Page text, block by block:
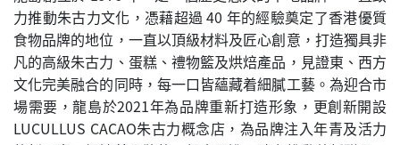
力推動朱古力文化，憑藉超過 40 年的經驗奠定了香港優質
食物品牌的地位，一直以頂級材料及匠心創意，打造獨具非
凡的高級朱古力、蛋糕、禮物籃及烘焙產品，見證東、西方
文化完美融合的同時，每一口皆蘊藏着細膩工藝。為迎合市
場需要，龍島於2021年為品牌重新打造形象，更創新開設
LUCULLUS CACAO朱古力概念店，為品牌注入年青及活力